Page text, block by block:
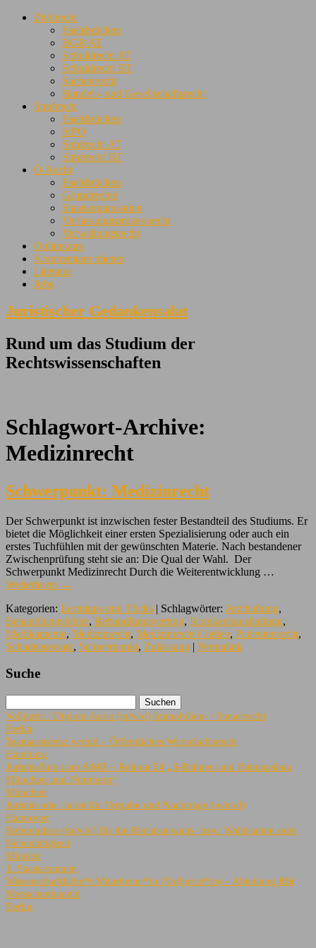
Zivilrecht
Eselsbrücken
BGB AT
Schuldrecht AT
Schuldrecht BT
Sachenrecht
Handels- und Gesellschaftsrecht
Strafrecht
Eselsbrücken
StPO
Strafrecht AT
Strafrecht BT
Ö-Recht
Eselsbrücken
Grundrechte
Staatsorganisation
Verfassungsprozessrecht
Verwaltungsrecht
Onlinekurs
Kommentare mieten
Literatur
Jobs
Juristischer Gedankensalat
Rund um das Studium der
Rechtswissenschaften
Schlagwort-Archive:
Medizinrecht
Schwerpunkt: Medizinrecht
Der Schwerpunkt ist inzwischen fester Bestandteil des Studiums. Er
bietet die Möglichkeit einer ersten Spezialisierung oder auch ein
erstes Tuchfühlen mit der gewünschten Materie. Nach bestandener
Zwischenprüfung steht sie an: Die Qual der Wahl. Der
Schwerpunkt Medizinrecht Durch die Weiterentwicklung …
Weiterlesen →
Kategorien: Lerntipps und Tricks | Schlagwörter: Arzthaftung,
Behandlungsfehler, Behandlungsvertrag, Krankenhaushaftung,
Medikamente, Medizinrecht, Medizinrecht Gießen, Patientenrecht,
Schadensersatz, Schwerpunkt, Zulassung | Permalink
Suche
Volljurist / Diplom-Jurist (m/w/d) Immobilien- / Steuerrecht
Berlin
Teamassistenz w/m/d – Öffentliches Wirtschaftsrecht
Hamburg
Juristin/Jurist am StMB – Referat 54 „S-Bahnen und Bahnausbau
München und Nürnberg“
München
Juristin oder Jurist für Vergabe und Nachträge (w/m/d)
Hannover
Referendare (m/w/d) für die Rechtsanwalts- bzw. Wahlstation oder
Nebentätigkeit
Münster
1. Staatsexamen
Wissenschaftliche*r Mitarbeiter*in (Volljurist*in) – Abteilung BSt
Menschenhandel
Berlin